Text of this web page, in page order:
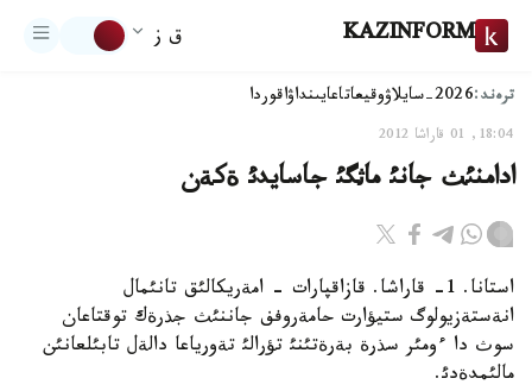
KAZINFORM ق ز
ترەند:2026-سايلاۋ وقيعاتاعايىنداۋاقوردا
18:04, 01 قاراشا 2012
ادامنئث جانئ ماثگئ جاسايدئ ةكةن
استانا. 1- قاراشا. قازاقپارات - امةريكالئق تانئمال
انةستةزيولوگ ستيؤارت حامةروفف جاننئث جذرةك توقتاعان
سوث دا ءومئر سذرة بةرةتئنئ تؤرالئ تةورياعا دالةل تابئلعانئن
مالئمدةدئ.